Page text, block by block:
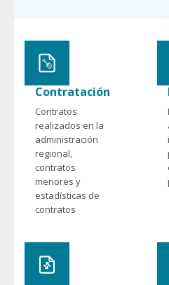
Contratación
Contratos
realizados en la
administración
regional,
contratos
menores y
estadísticas de
contratos